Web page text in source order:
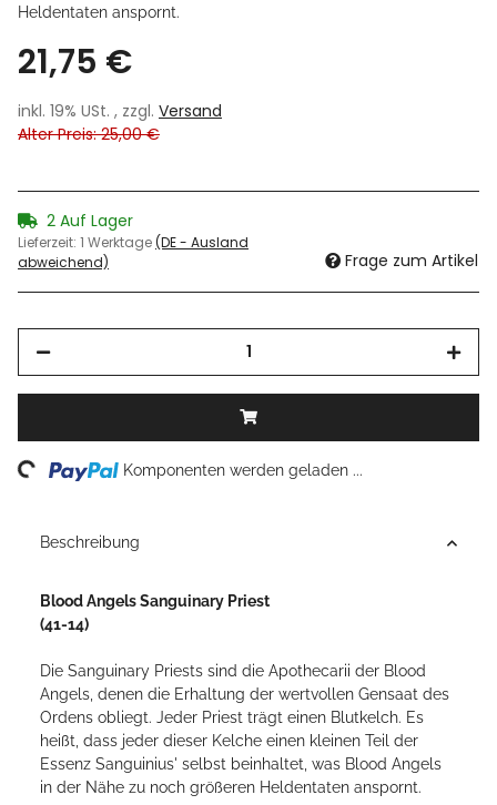
Heldentaten anspornt.
21,75 €
inkl. 19% USt. , zzgl. Versand
Alter Preis: 25,00 €
2 Auf Lager
Lieferzeit: 1 Werktage(DE - Ausland
abweichend)
Frage zum Artikel
Komponenten werden geladen ...
Beschreibung
Blood Angels Sanguinary Priest
(41-14)
Die Sanguinary Priests sind die Apothecarii der Blood
Angels, denen die Erhaltung der wertvollen Gensaat des
Ordens obliegt. Jeder Priest trägt einen Blutkelch. Es
heißt, dass jeder dieser Kelche einen kleinen Teil der
Essenz Sanguinius' selbst beinhaltet, was Blood Angels
in der Nähe zu noch größeren Heldentaten anspornt.